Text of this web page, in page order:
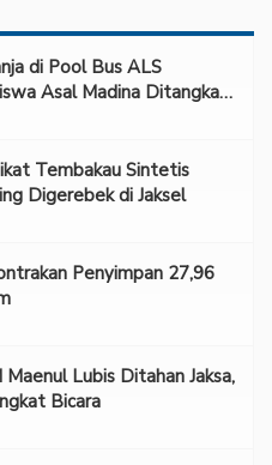
di Pool Bus ALS
Asal Madina Ditangkap
Tembakau Sintetis
Digerebek di Jaksel
Penyimpan 27,96
Lubis Ditahan Jaksa,
Bicara